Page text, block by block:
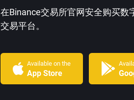
在Binance交易所官网安全购买
交易平台。
Available on the
App Store